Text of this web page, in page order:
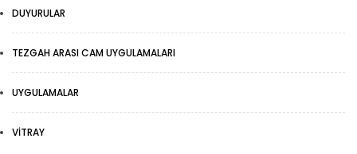
DUYURULAR
TEZGAH ARASI CAM UYGULAMALARI
UYGULAMALAR
VITRAY